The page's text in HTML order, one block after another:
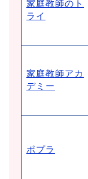
家庭教師のト
ライ
家庭教師アカ
デミー
ポプラ